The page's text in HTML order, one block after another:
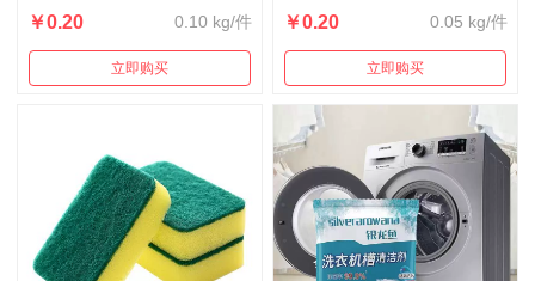
￥0.20 0.10 kg/件
立即购买
￥0.20 0.05 kg/件
立即购买